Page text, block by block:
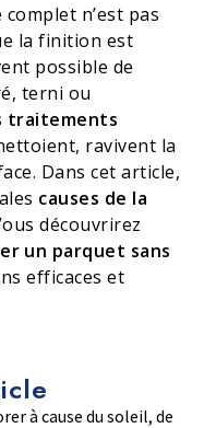
n’est pas
la finition est
possible de
terni ou
traitements
ravivent la
Dans cet article,
causes de la
découvrirez
un parquet sans
efficaces et
à cause du soleil, de